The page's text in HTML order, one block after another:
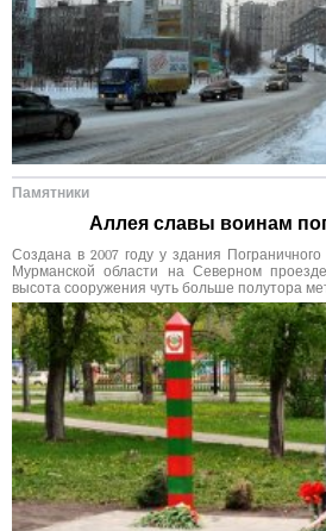
Памятники
Аллея славы воинам
Создана в 2007 году у здания
Мурманской области на Северном
высота сооружения чуть больше полутора